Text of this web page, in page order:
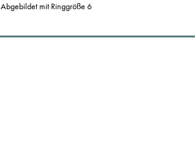
Abgebildet mit Ringgröße 6